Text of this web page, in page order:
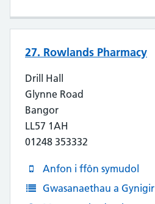
27. Rowlands Pharmacy
Drill Hall
Glynne Road
Bangor
LL57 1AH
01248 353332
Anfon i ffôn symudol
Gwasanaethau a Gynigir